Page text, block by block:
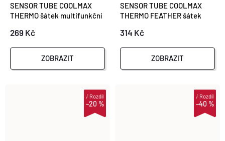
SENSOR TUBE COOLMAX
THERMO šátek multifunkční
269 Kč
ZOBRAZIT
SENSOR TUBE COOLMAX
THERMO FEATHER šátek
314 Kč
ZOBRAZIT
–20 %
iRozdíl
–40 %
iRozdíl